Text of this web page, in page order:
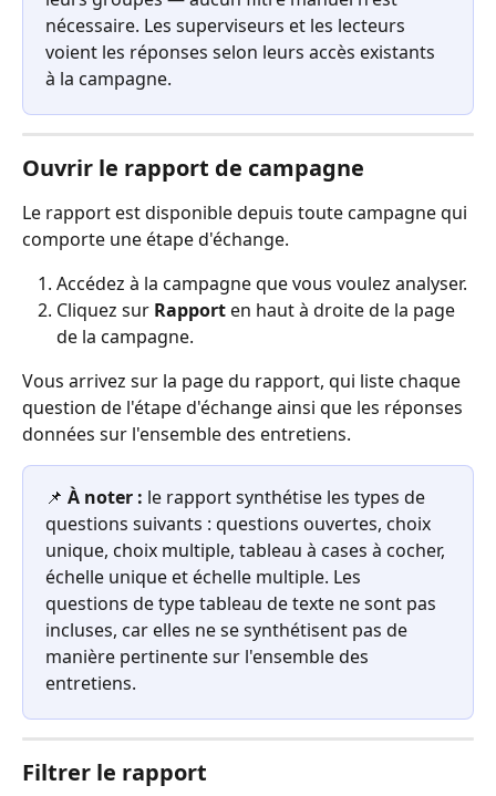
nécessaire. Les superviseurs et les lecteurs
voient les réponses selon leurs accès existants
à la campagne.
Ouvrir le rapport de campagne
Le rapport est disponible depuis toute campagne qui
comporte une étape d'échange.
Accédez à la campagne que vous voulez analyser.
Cliquez sur Rapport en haut à droite de la page
de la campagne.
Vous arrivez sur la page du rapport, qui liste chaque
question de l'étape d'échange ainsi que les réponses
données sur l'ensemble des entretiens.
📌 À noter : le rapport synthétise les types de
questions suivants : questions ouvertes, choix
unique, choix multiple, tableau à cases à cocher,
échelle unique et échelle multiple. Les
questions de type tableau de texte ne sont pas
incluses, car elles ne se synthétisent pas de
manière pertinente sur l'ensemble des
entretiens.
Filtrer le rapport